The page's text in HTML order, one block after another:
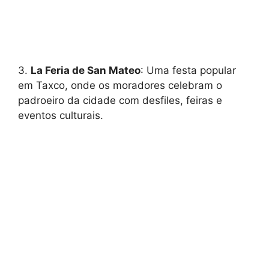
3. La Feria de San Mateo: Uma festa popular
em Taxco, onde os moradores celebram o
padroeiro da cidade com desfiles, feiras e
eventos culturais.